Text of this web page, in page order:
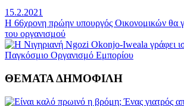
15.2.2021
Η 66χρονη πρώην υπουργός Οικονομικών θα
του οργανισμού
ΘΕΜΑΤΑΔΗΜΟΦΙΛΗ